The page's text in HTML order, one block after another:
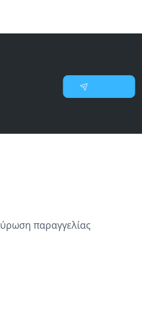
παραγγελίας